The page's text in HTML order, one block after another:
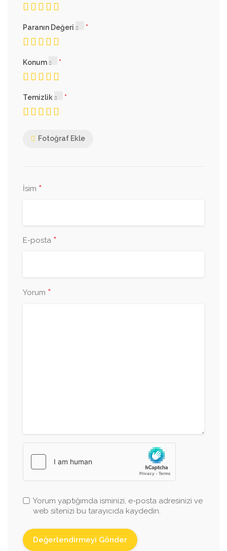
Paranın Değeri
Konum
Temizlik
Fotoğraf Ekle
İsim *
E-posta *
Yorum *
Yorum yaptığımda isminizi, e-posta adresinizi ve
web sitenizi bu tarayıcıda kaydedin.